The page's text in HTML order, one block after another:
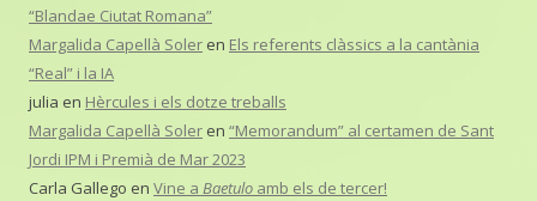
“Blandae Ciutat Romana”
Margalida Capellà Soler en Els referents clàssics a la cantània
“Real” i la IA
julia en Hèrcules i els dotze treballs
Margalida Capellà Soler en “Memorandum” al certamen de Sant
Jordi IPM i Premià de Mar 2023
Carla Gallego en Vine a Baetulo amb els de tercer!